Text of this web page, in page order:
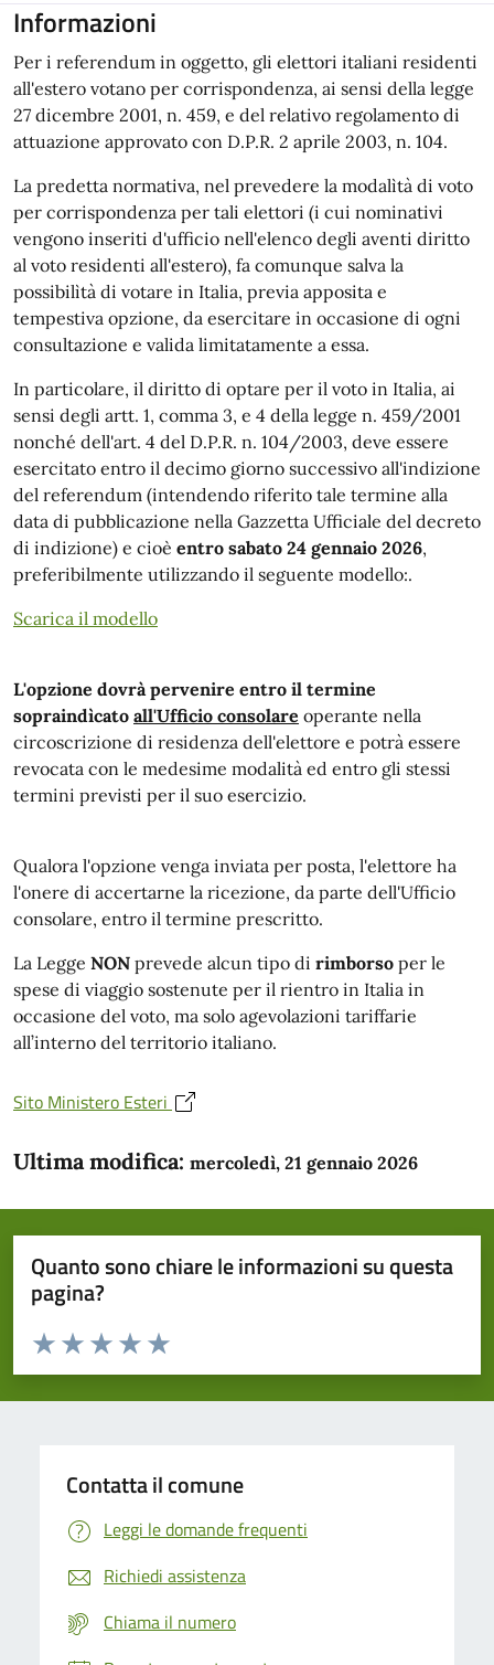
Informazioni
Per i referendum in oggetto, gli elettori italiani residenti
all'estero votano per corrispondenza, ai sensi della legge
27 dicembre 2001, n. 459, e del relativo regolamento di
attuazione approvato con D.P.R. 2 aprile 2003, n. 104.
La predetta normativa, nel prevedere la modalìtà di voto
per corrispondenza per tali elettori (i cui nominativi
vengono inseriti d'ufficio nell'elenco degli aventi diritto
al voto residenti all'estero), fa comunque salva la
possibilìtà di votare in Italia, previa apposita e
tempestiva opzione, da esercitare in occasione di ogni
consultazione e valida limitatamente a essa.
In particolare, il diritto di optare per il voto in Italia, ai
sensi degli artt. 1, comma 3, e 4 della legge n. 459/2001
nonché dell'art. 4 del D.P.R. n. 104/2003, deve essere
esercitato entro il decimo giorno successivo all'indizione
del referendum (intendendo riferito tale termine alla
data di pubblicazione nella Gazzetta Ufficiale del decreto
di indizione) e cioè entro sabato 24 gennaio 2026,
preferibilmente utilizzando il seguente modello:.
Scarica il modello
L'opzione dovrà pervenire entro il termine
sopraindìcato all'Ufficio consolare operante nella
circoscrizione di residenza dell'elettore e potrà essere
revocata con le medesime modalità ed entro gli stessi
termini previsti per il suo esercizio.
Qualora l'opzione venga inviata per posta, l'elettore ha
l'onere di accertarne la ricezione, da parte dell'Ufficio
consolare, entro il termine prescritto.
La Legge NON prevede alcun tipo di rimborso per le
spese di viaggio sostenute per il rientro in Italia in
occasione del voto, ma solo agevolazioni tariffarie
all’interno del territorio italiano.
Sito Ministero Esteri
Ultima modifica: mercoledì, 21 gennaio 2026
Quanto sono chiare le informazioni su questa
pagina?
Domanda
Valuta da 1 a 5 stelle la pagina
Valuta 5 stelle su 5
Valuta 4 stelle su 5
Valuta 3 stelle su 5
Valuta 2 stelle su 5
Valuta 1 stelle su 5
Contatta il comune
Leggi le domande frequenti
Richiedi assistenza
Chiama il numero